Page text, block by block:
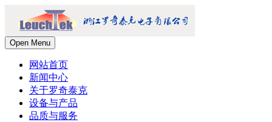
Open Menu
网站首页
新闻中心
关于罗奇泰克
设备与产品
品质与服务